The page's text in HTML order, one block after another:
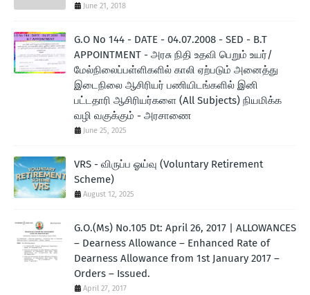
June 21, 2018
G.O No 144 - DATE - 04.07.2008 - SED - B.T
APPOINTMENT - அரசு நிதி உதவி பெறும் உயர்/
மேல்நிலைப்பள்ளிகளில் காலி ஏற்படும் அனைத்து
இடைநிலை ஆசிரியர் பணியிடங்களில் இனி
பட்டதாரி ஆசிரியர்களை (All Subjects) நியமிக்க
வழி வகுக்கும் - அரசாணை
June 25, 2025
VRS - விருப்ப ஓய்வு (Voluntary Retirement
Scheme)
August 12, 2025
G.O.(Ms) No.105 Dt: April 26, 2017 | ALLOWANCES
– Dearness Allowance – Enhanced Rate of
Dearness Allowance from 1st January 2017 –
Orders – Issued.
April 27, 2017